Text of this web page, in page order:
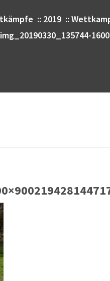
:: 2019::
img_20190330_135744-